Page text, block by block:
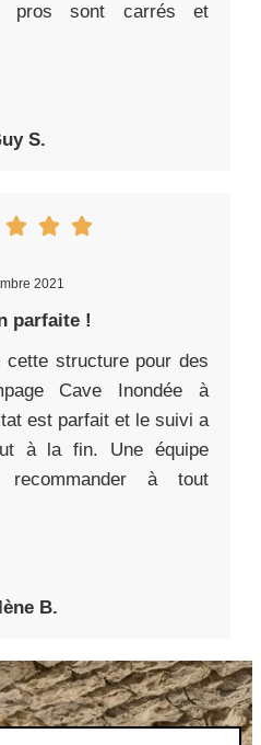
pros sont carrés et
S.
2021
parfaite !
cette structure pour des
Cave Inondée à
est parfait et le suivi a
à la fin. Une équipe
à tout
B.